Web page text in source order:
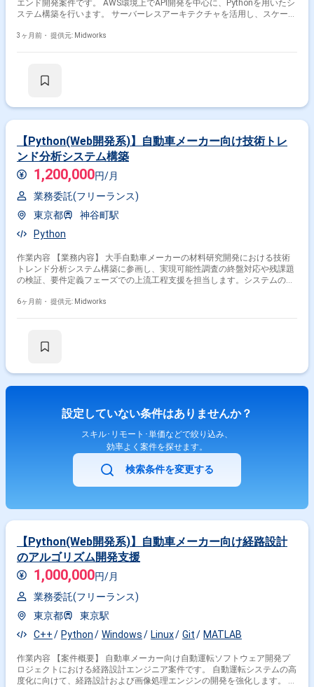
エンド開発案件です。 AWS環境上でAPI開発を中心に、Pythonを用いたシ
ステム構築を行います。 サーバーレスアーキテクチャを活用し、スケーラ
し、プロダクトの品質向上に貢献します。 【作業内容】 ・Pythonを用い
び改善提案
3ヶ月前・ 提供元: Midworks
【Python(Web開発系)】自動車メーカー向け技術トレ
ンド分析システム構築
1,200,000円/月
業務委託(フリーランス)
東京都
神谷町駅
Python
作業内容 【業務内容】 大手自動車メーカーの材料研究開発における技術
トレンド分析システム構築に参画し、実現可能性調査の終盤対応や残課題
の検証、要件定義フェーズでの上流工程支援を担当します。システムの実
容】 ・技術トレンド分析システムの実現可能性調査の残課題検証 ・要件
6ヶ月前・ 提供元: Midworks
設定していない条件はありませんか？
スキル･リモート･単価などで絞り込み、
効率よく案件を探せます。
検索条件を変更する
【Python(Web開発系)】自動車メーカー向け経路設計
のアルゴリズム開発支援
1,000,000円/月
業務委託(フリーランス)
東京都
東京駅
C++
Python Windows Linux Git MATLAB
作業内容 【案件概要】 自動車メーカー向け自動運転ソフトウェア開発プ
ロジェクトにおける経路設計エンジニア案件です。 自動運転システムの高
度化に向けて、経路設計および画像処理エンジンの開発を強化します。 AI